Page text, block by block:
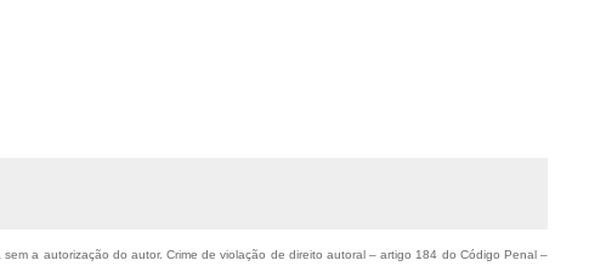
a autorização do autor. Crime de violação de direito autoral – artigo 184 do Código Penal –